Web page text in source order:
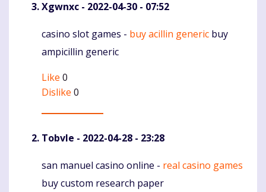
Xgwnxc - 2022-04-30 - 07:52
Komentaras
casino slot games - buy acillin generic buy
ampicillin generic
Like 0
Dislike 0
Tobvle - 2022-04-28 - 23:28
Komentaras
san manuel casino online - real casino games
buy custom research paper